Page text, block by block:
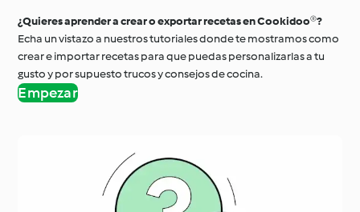
¿Quieres aprender a crear o exportar recetas en Cookidoo®?
Echa un vistazo a nuestros tutoriales donde te mostramos como
crear e importar recetas para que puedas personalizarlas a tu
gusto y por supuesto trucos y consejos de cocina.
Empezar